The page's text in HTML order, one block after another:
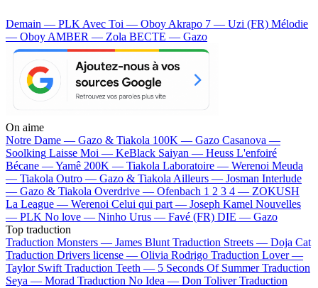
Demain — PLK Avec Toi — Oboy Akrapo 7 — Uzi (FR) Mélodie
— Oboy AMBER — Zola BECTE — Gazo
On aime
Notre Dame — Gazo & Tiakola 100K — Gazo Casanova —
Soolking Laisse Moi — KeBlack Saiyan — Heuss L'enfoiré
Bécane —Yamê 200K — Tiakola Laboratoire — Werenoi Meuda
— Tiakola Outro — Gazo & Tiakola Ailleurs — Josman Interlude
— Gazo & Tiakola Overdrive — Ofenbach 1 2 3 4 — ZOKUSH
La League — Werenoi Celui qui part — Joseph Kamel Nouvelles
— PLK No love — Ninho Urus — Favé (FR) DIE — Gazo
Top traduction
Traduction Monsters — James Blunt Traduction Streets — Doja Cat
Traduction Drivers license — Olivia Rodrigo Traduction Lover —
Taylor Swift Traduction Teeth — 5 Seconds Of Summer Traduction
Seya — Morad Traduction No Idea — Don Toliver Traduction